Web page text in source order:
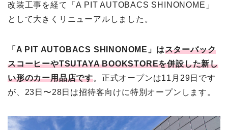
改装工事を経て「A PIT AUTOBACS SHINONOME」
として大きくリニューアルしました。
「A PIT AUTOBACS SHINONOME」はスターバック
スコーヒーやTSUTAYA BOOKSTOREを併設した新し
い形のカー用品店です。正式オープンは11月29日です
が、23日〜28日は招待客向けに特別オープンします。